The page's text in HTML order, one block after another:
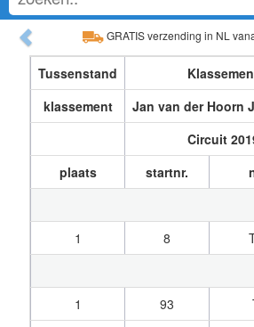
in NL vanaf € 100,=
Previous
Tussenstand
klassement
Jan van der Hoorn
Circuit
plaats
startnr.
1 8
1 93